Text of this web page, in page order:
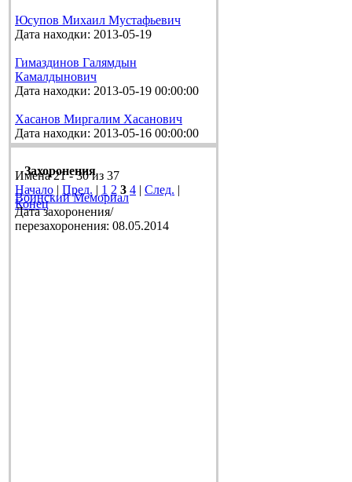
Юсупов Михаил Мустафьевич
Дата находки: 2013-05-19
Гимаздинов Галямдын
Камалдынович
Дата находки: 2013-05-19 00:00:00
Хасанов Миргалим Хасанович
Дата находки: 2013-05-16 00:00:00
Имена 21 - 30 из 37
Начало | Пред. | 1 2 3 4 | След. |
Конец
Захоронения
Воинский Мемориал
Дата захоронения/
перезахоронения: 08.05.2014